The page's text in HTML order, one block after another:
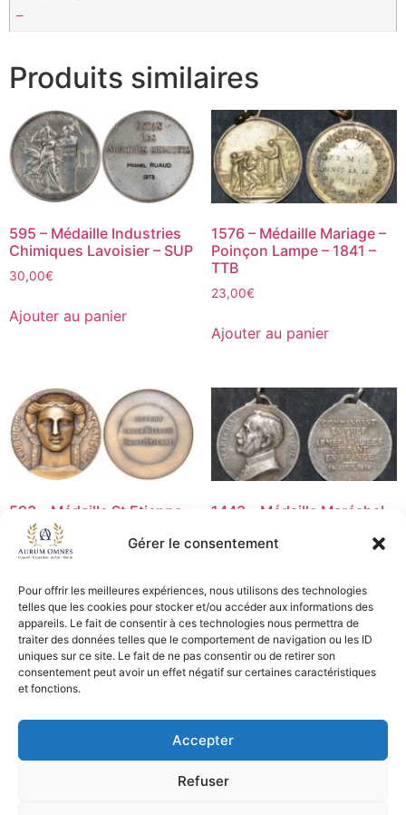
Gérer le consentement
Pour offrir les meilleures expériences, nous utilisons des technologies
telles que les cookies pour stocker et/ou accéder aux informations des
appareils. Le fait de consentir à ces technologies nous permettra de
traiter des données telles que le comportement de navigation ou les ID
uniques sur ce site. Le fait de ne pas consentir ou de retirer son
consentement peut avoir un effet négatif sur certaines caractéristiques
et fonctions.
Accepter
Refuser
–
Produits similaires
595 – Médaille Industries
Chimiques Lavoisier – SUP
30,00€
Ajouter au panier
1576 – Médaille Mariage –
Poinçon Lampe – 1841 –
TTB
23,00€
Ajouter au panier
593 – Médaille St Etienne
J. Vernon – SUP
30,00€
Ajouter au panier
1443 – Médaille Maréchal
15,00
Ajouter au panier
CGV - CGL
Copyright © 2026 Aurum Omnes